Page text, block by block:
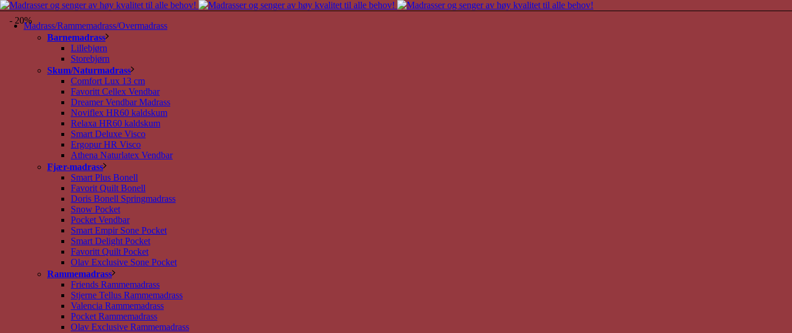
Madrass/Rammemadrass/Overmadrass
Barnemadrass
Lillebjørn
Storebjørn
Skum/Naturmadrass
Comfort Lux 13 cm
Favoritt Cellex Vendbar
Dreamer Vendbar Madrass
Noviflex HR60 kaldskum
Relaxa HR60 kaldskum
Smart Deluxe Visco
Ergopur HR Visco
Athena Naturlatex Vendbar
Fjær-madrass
Smart Plus Bonell
Favorit Quilt Bonell
Doris Bonell Springmadrass
Snow Pocket
Pocket Vendbar
Smart Empir Sone Pocket
Smart Delight Pocket
Favoritt Quilt Pocket
Olav Exclusive Sone Pocket
Rammemadrass
Friends Rammemadrass
Stjerne Tellus Rammemadrass
Valencia Rammemadrass
Pocket Rammemadrass
Olav Exclusive Rammemadrass
- 20%